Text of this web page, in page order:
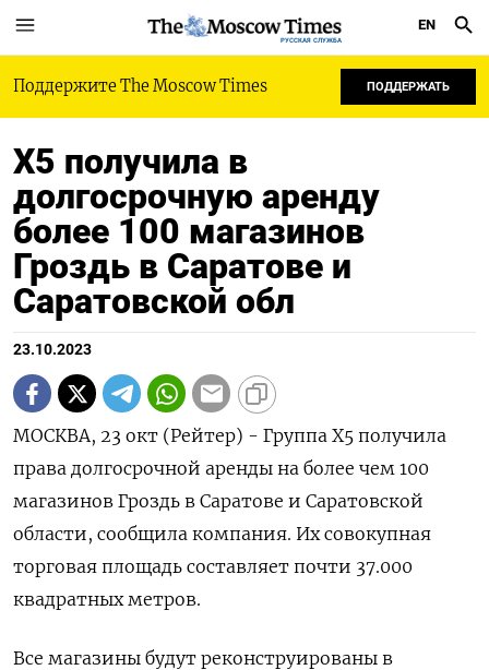
РУССКАЯ СЛУЖБА
EN
Поддержите The Moscow Times ПОДДЕРЖАТЬ
Х5 получила в
долгосрочную аренду
более 100 магазинов
Гроздь в Саратове и
Саратовской обл
23.10.2023
МОСКВА, 23 окт (Рейтер) - Группа X5 получила
права долгосрочной аренды на более чем 100
магазинов Гроздь в Саратове и Саратовской
области, сообщила компания. Их совокупная
торговая площадь составляет почти 37.000
квадратных метров.
Все магазины будут реконструированы в